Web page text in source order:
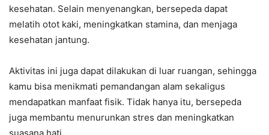
kesehatan. Selain menyenangkan, bersepeda dapat
melatih otot kaki, meningkatkan stamina, dan menjaga
kesehatan jantung.
Aktivitas ini juga dapat dilakukan di luar ruangan, sehingga
kamu bisa menikmati pemandangan alam sekaligus
mendapatkan manfaat fisik. Tidak hanya itu, bersepeda
juga membantu menurunkan stres dan meningkatkan